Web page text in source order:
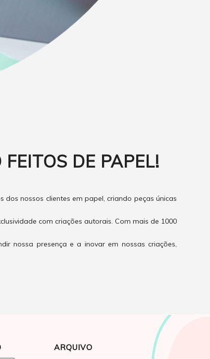
DE PAPEL!
nossos clientes em papel, criando peças únicas
com criações autorais. Com mais de 1000
nossa presença e a inovar em nossas criações,
ARQUIVO